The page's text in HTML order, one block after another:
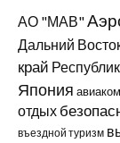
АО "МАВ"
Дальний
край
Япония
отдых
въездной туризм